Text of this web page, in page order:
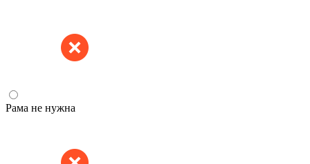
Рама не нужна